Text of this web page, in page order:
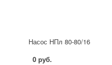
Насос НПл 80-80/16
0 руб.